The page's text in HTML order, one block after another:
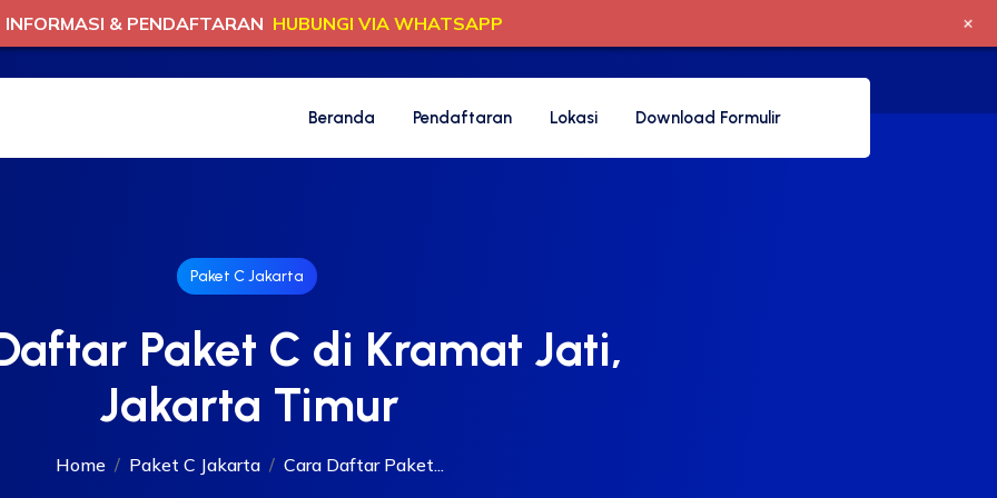
Beranda Pendaftaran Lokasi Download Formulir
Paket C Jakarta
Paket C di Kramat Jati,
Jakarta Timur
Home Paket C Jakarta Cara Daftar Paket...
INFORMASI & PENDAFTARAN HUBUNGI VIA WHATSAPP +